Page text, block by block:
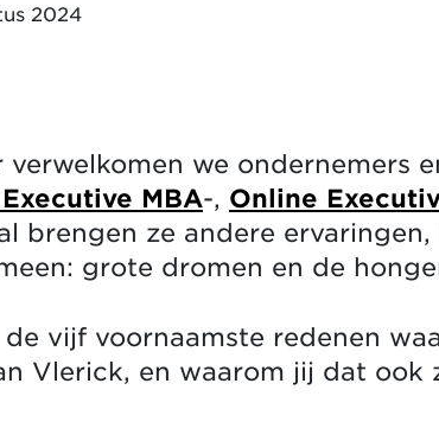
2024
verwelkomen we ondernemers
MBA-, Online
brengen ze andere
grote dromen en de
vijf voornaamste redenen
Vlerick, en waarom jij dat ook